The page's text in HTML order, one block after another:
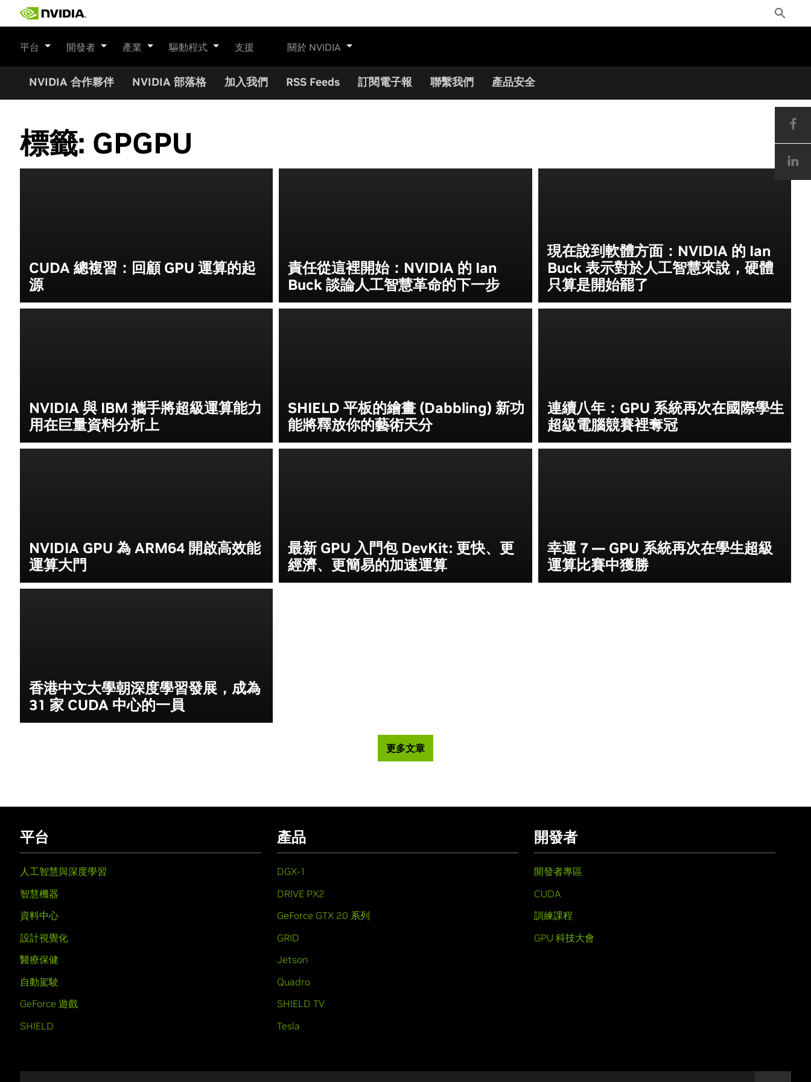
Toggle
Search
平台 開發者 產業 驅動程式 支援 關於 NVIDIA
NVIDIA 合作夥伴 NVIDIA 部落格 加入我們 RSS Feeds 訂閱電子報 聯繫我們 產品安全
標籤: GPGPU
CUDA 總複習：回顧 GPU 運算的起
源
責任從這裡開始：NVIDIA 的 Ian
Buck 談論人工智慧革命的下一步
現在說到軟體方面：NVIDIA 的 Ian
Buck 表示對於人工智慧來說，硬體
只算是開始罷了
NVIDIA 與 IBM 攜手將超級運算能力
用在巨量資料分析上
SHIELD 平板的繪畫 (Dabbling) 新功
能將釋放你的藝術天分
連續八年：GPU 系統再次在國際學生
超級電腦競賽裡奪冠
NVIDIA GPU 為 ARM64 開啟高效能
運算大門
最新 GPU 入門包 DevKit: 更快、更
經濟、更簡易的加速運算
幸運 7 — GPU 系統再次在學生超級
運算比賽中獲勝
香港中文大學朝深度學習發展，成為
31 家 CUDA 中心的一員
更多文章
平台
人工智慧與深度學習
智慧機器
資料中心
設計視覺化
醫療保健
自動駕駛
GeForce 遊戲
SHIELD
產品
DGX-1
DRIVE PX2
GeForce GTX 20 系列
GRID
Jetson
Quadro
SHIELD TV
Tesla
開發者
開發者專區
CUDA
訓練課程
GPU 科技大會